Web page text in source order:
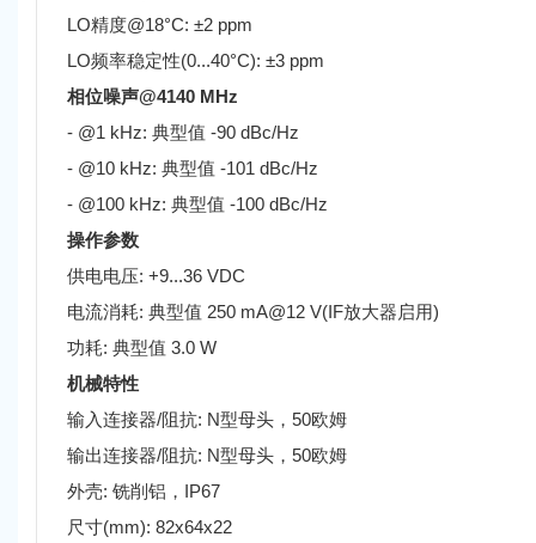
LO精度@18°C: ±2 ppm
LO频率稳定性(0...40°C): ±3 ppm
相位噪声@4140 MHz
- @1 kHz: 典型值 -90 dBc/Hz
- @10 kHz: 典型值 -101 dBc/Hz
- @100 kHz: 典型值 -100 dBc/Hz
操作参数
供电电压: +9...36 VDC
电流消耗: 典型值 250 mA@12 V(IF放大器启用)
功耗: 典型值 3.0 W
机械特性
输入连接器/阻抗: N型母头，50欧姆
输出连接器/阻抗: N型母头，50欧姆
外壳: 铣削铝，IP67
尺寸(mm): 82x64x22